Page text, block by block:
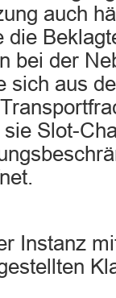
auch
die
bei der
sich aus
Slot-
Instanz